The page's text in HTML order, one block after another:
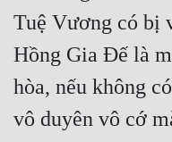
Tuệ Vương có
Hồng Gia Đế là
hòa, nếu không
vô duyên vô cớ